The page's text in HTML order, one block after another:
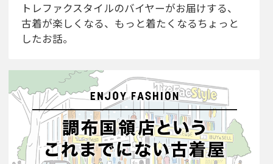
トレファクスタイルのバイヤーがお届けする、
古着が楽しくなる、もっと着たくなるちょっと
したお話。